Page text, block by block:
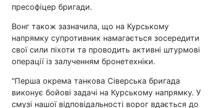
пресофіцер бригади.
Вонг також зазначила, що на Курському
напрямку супротивник намагається зосередити
свої сили піхоти та проводить активні штурмові
операції із залученням бронетехніки.
"Перша окрема танкова Сіверська бригада
виконує бойові задачі на Курському напрямку. У
смузі нашої відповідальності ворог вдається до